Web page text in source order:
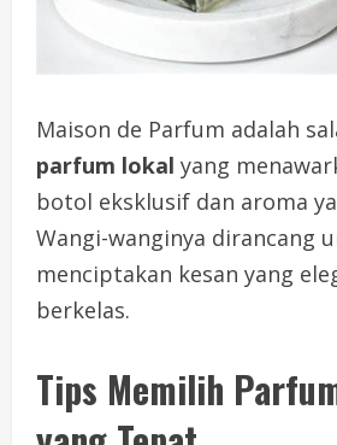
Maison de Parfum adalah
parfum lokal yang
botol eksklusif dan aroma
Wangi-wanginya dirancang
menciptakan kesan yang
berkelas.
Tips Memilih